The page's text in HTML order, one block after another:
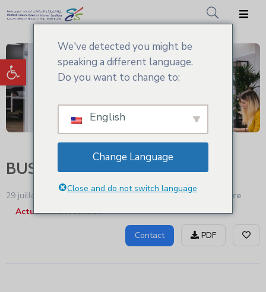
Ouvrir la barre d’outils
Accueil
CCIS.SM
Actualités
Services
Médiathèque
BUSINESS ET SOLUTION
29 juillet - 2024 2:40 pm
Publicité et impression - gravure
Actuellement fermé !
Contact PDF
We've detected you might be
speaking a different language.
Do you want to change to:
English
Change Language
Close and do not switch language